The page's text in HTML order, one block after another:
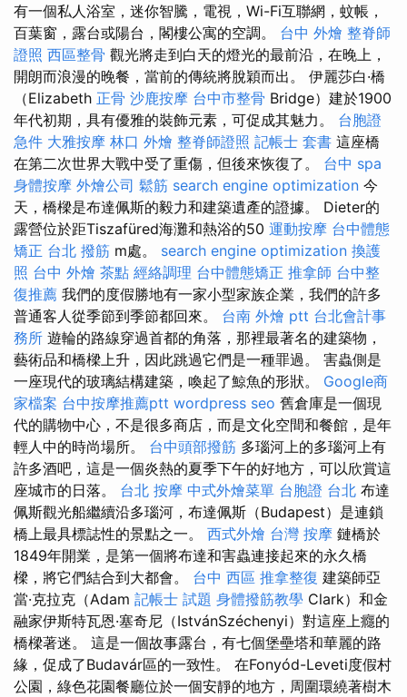
有一個私人浴室，迷你智騰，電視，Wi-Fi互聯網，蚊帳，
百葉窗，露台或陽台，閣樓公寓的空調。 台中 外燴 整脊師
證照 西區整骨 觀光將走到白天的燈光的最前沿，在晚上，
開朗而浪漫的晚餐，當前的傳統將脫穎而出。 伊麗莎白·橋
（Elizabeth 正骨 沙鹿按摩 台中市整骨 Bridge）建於1900
年代初期，具有優雅的裝飾元素，可促成其魅力。 台胞證
急件 大雅按摩 林口 外燴 整脊師證照 記帳士 套書 這座橋
在第二次世界大戰中受了重傷，但後來恢復了。 台中 spa
身體按摩 外燴公司 鬆筋 search engine optimization 今
天，橋樑是布達佩斯的毅力和建築遺產的證據。 Dieter的
露營位於距Tiszafüred海灘和熱浴的50 運動按摩 台中體態
矯正 台北 撥筋 m處。 search engine optimization 換護
照 台中 外燴 茶點 經絡調理 台中體態矯正 推拿師 台中整
復推薦 我們的度假勝地有一家小型家族企業，我們的許多
普通客人從季節到季節都回來。 台南 外燴 ptt 台北會計事
務所 遊輪的路線穿過首都的角落，那裡最著名的建築物，
藝術品和橋樑上升，因此跳過它們是一種罪過。 害蟲側是
一座現代的玻璃結構建築，喚起了鯨魚的形狀。 Google商
家檔案 台中按摩推薦ptt wordpress seo 舊倉庫是一個現
代的購物中心，不是很多商店，而是文化空間和餐館，是年
輕人中的時尚場所。 台中頭部撥筋 多瑙河上的多瑙河上有
許多酒吧，這是一個炎熱的夏季下午的好地方，可以欣賞這
座城市的日落。 台北 按摩 中式外燴菜單 台胞證 台北 布達
佩斯觀光船繼續沿多瑙河，布達佩斯（Budapest）是連鎖
橋上最具標誌性的景點之一。 西式外燴 台灣 按摩 鏈橋於
1849年開業，是第一個將布達和害蟲連接起來的永久橋
樑，將它們結合到大都會。 台中 西區 推拿整復 建築師亞
當·克拉克（Adam 記帳士 試題 身體撥筋教學 Clark）和金
融家伊斯特瓦恩·塞奇尼（IstvánSzéchenyi）對這座上癮的
橋樑著迷。 這是一個故事露台，有七個堡壘塔和華麗的路
緣，促成了Budavár區的一致性。 在Fonyód-Leveti度假村
公園，綠色花園餐廳位於一個安靜的地方，周圍環繞著樹木